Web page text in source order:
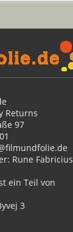
Returns
97
Rune Fabricius
ein Teil von
3